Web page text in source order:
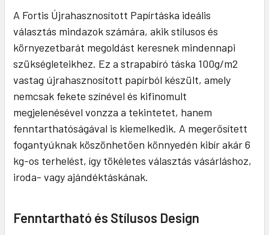
A Fortis Újrahasznosított Papírtáska ideális
választás mindazok számára, akik stílusos és
környezetbarát megoldást keresnek mindennapi
szükségleteikhez. Ez a strapabíró táska 100g/m2
vastag újrahasznosított papírból készült, amely
nemcsak fekete színével és kifinomult
megjelenésével vonzza a tekintetet, hanem
fenntarthatóságával is kiemelkedik. A megerősített
fogantyúknak köszönhetően könnyedén kibír akár 6
kg-os terhelést, így tökéletes választás vásárláshoz,
iroda- vagy ajándéktáskának.
Fenntartható és Stílusos Design